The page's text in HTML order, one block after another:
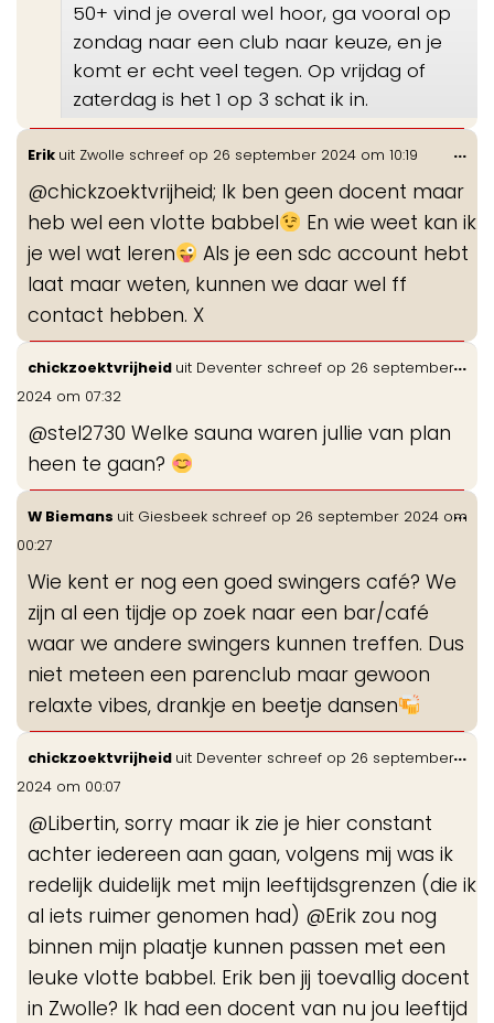
50+ vind je overal wel hoor, ga vooral op
zondag naar een club naar keuze, en je
komt er echt veel tegen. Op vrijdag of
zaterdag is het 1 op 3 schat ik in.
Erik uit Zwolle schreef op 26 september 2024 om 10:19
@chickzoektvrijheid; Ik ben geen docent maar
heb wel een vlotte babbel
En wie weet kan ik
je wel wat leren
Als je een sdc account hebt
laat maar weten, kunnen we daar wel ff
contact hebben. X
...
chickzoektvrijheid uit Deventer schreef op 26 september
2024 om 07:32
@stel2730 Welke sauna waren jullie van plan
heen te gaan?
...
W Biemans uit Giesbeek schreef op 26 september 2024 om
00:27
Wie kent er nog een goed swingers café? We
zijn al een tijdje op zoek naar een bar/café
waar we andere swingers kunnen treffen. Dus
niet meteen een parenclub maar gewoon
relaxte vibes, drankje en beetje dansen
...
chickzoektvrijheid uit Deventer schreef op 26 september
2024 om 00:07
@Libertin, sorry maar ik zie je hier constant
achter iedereen aan gaan, volgens mij was ik
redelijk duidelijk met mijn leeftijdsgrenzen (die ik
al iets ruimer genomen had) @Erik zou nog
binnen mijn plaatje kunnen passen met een
leuke vlotte babbel. Erik ben jij toevallig docent
in Zwolle? Ik had een docent van nu jou leeftijd
...